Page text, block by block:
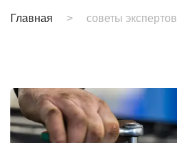
Главная советы экспертов